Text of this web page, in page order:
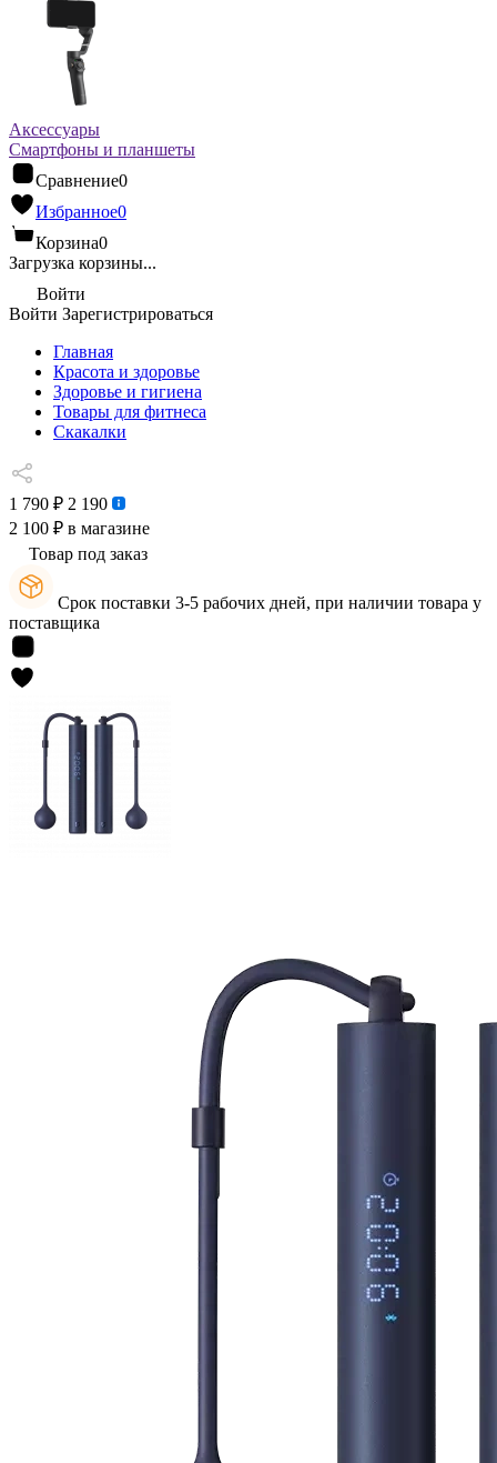
Аксессуары
Смартфоны и планшеты
Сравнение0
Избранное0
Корзина0
Загрузка корзины...
Войти
Войти Зарегистрироваться
Главная
Красота и здоровье
Здоровье и гигиена
Товары для фитнеса
Скакалки
1 790 ₽ 2 190
2 100 ₽ в магазине
Товар под заказ
Срок поставки 3-5 рабочих дней, при наличии товара у
поставщика